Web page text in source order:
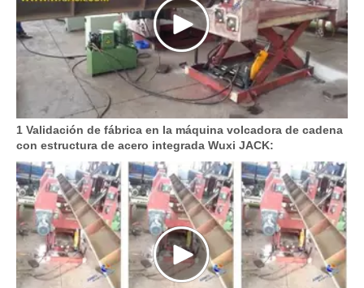
1 Validación de fábrica en la máquina volcadora de cadena
con estructura de acero integrada Wuxi JACK: